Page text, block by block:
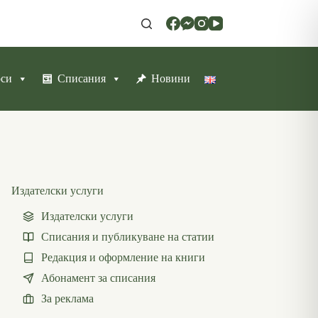
Списания Новини
Издателски услуги
Издателски услуги
Списания и публикуване на статии
Редакция и оформление на книги
Абонамент за списания
За реклама